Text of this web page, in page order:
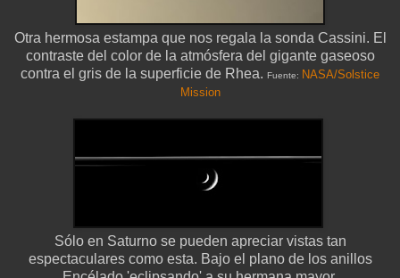
Otra hermosa estampa que nos regala la sonda Cassini. El
contraste del color de la atmósfera del gigante gaseoso
contra el gris de la superficie de Rhea. Fuente: NASA/Solstice
Mission
Sólo en Saturno se pueden apreciar vistas tan
espectaculares como esta. Bajo el plano de los anillos